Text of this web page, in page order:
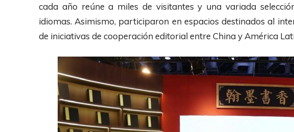
cada año reúne a miles de visitantes y una variada
idiomas. Asimismo, participaron en espacios destinados al
de iniciativas de cooperación editorial entre China y América